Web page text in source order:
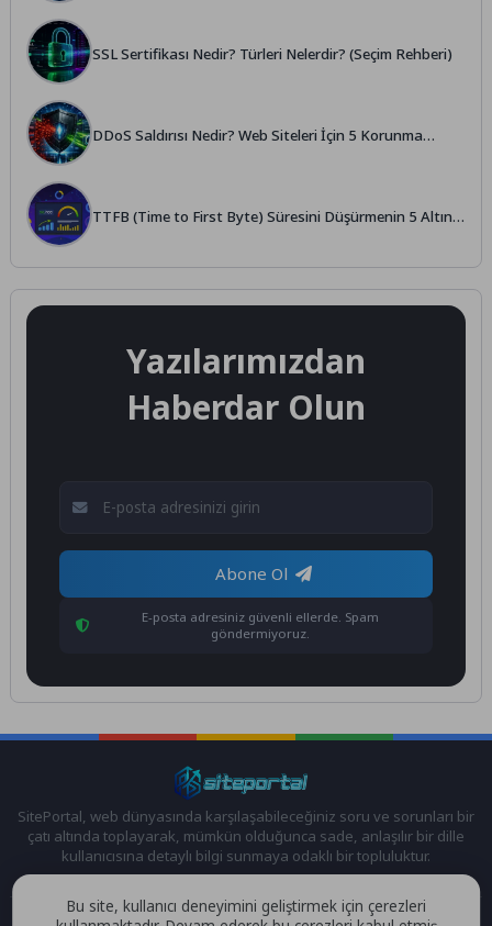
SSL Sertifikası Nedir? Türleri Nelerdir? (Seçim Rehberi)
DDoS Saldırısı Nedir? Web Siteleri İçin 5 Korunma
TTFB (Time to First Byte) Süresini Düşürmenin 5 Altın
Yazılarımızdan
Haberdar Olun
Abone Ol
E-posta adresiniz güvenli ellerde. Spam
göndermiyoruz.
SitePortal, web dünyasında karşılaşabileceğiniz soru ve sorunları bir
çatı altında toplayarak, mümkün olduğunca sade, anlaşılır bir dille
kullanıcısına detaylı bilgi sunmaya odaklı bir topluluktur.
Bu site, kullanıcı deneyimini geliştirmek için çerezleri